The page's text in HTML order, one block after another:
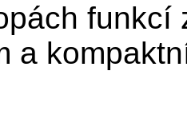
funkcí
a